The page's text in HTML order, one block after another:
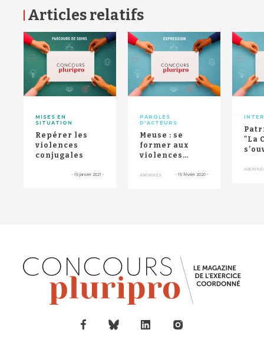
Articles relatifs
MISES EN
SITUATION
Repérer les
violences
conjugales
- 15 janvier 2021 -
PAROLES
D'ACTEURS
Meuse : se
former aux
violences
ABONNÉS - 15 février 2020 -
"La
le
RETOUR HAUT DE PAGE